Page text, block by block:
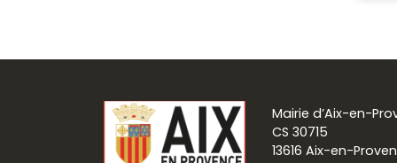
Mairie d’Aix-en-
CS 30715
13616 Aix-en-